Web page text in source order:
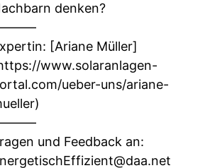
denken?
[Ariane Müller]
www.solaranlagen-
ueber-uns/ariane-
)
und Feedback an: